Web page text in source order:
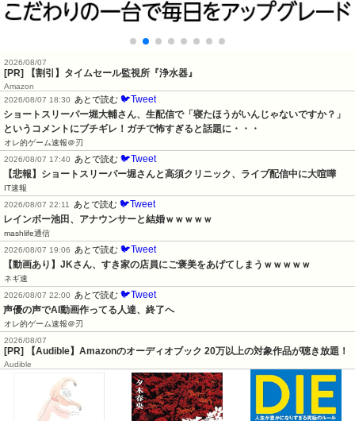
2026/08/07
[PR] 【割引】タイムセール監視所『浄水器』
Amazon
2026/08/07 18:30
あとで読む 🐦Tweet
ショートスリーパー堀大輔さん、生配信で「寝たほうがいんじゃないですか？」
というコメントにブチギレ！ガチで怖すぎると話題に・・・
オレ的ゲーム速報＠刃
2026/08/07 17:40
あとで読む 🐦Tweet
【悲報】ショートスリーパー堀さんと高須クリニック、ライブ配信中に大喧嘩
IT速報
2026/08/07 22:11
あとで読む 🐦Tweet
レインボー池田、アナウンサーと結婚ｗｗｗｗｗ
mashlife通信
2026/08/07 19:06
あとで読む 🐦Tweet
【動画あり】JKさん、すき家の店員にご褒美をあげてしまうｗｗｗｗｗ
ネギ速
2026/08/07 22:00
あとで読む 🐦Tweet
声優の声でAI動画作ってる人達、終了へ
オレ的ゲーム速報＠刃
2026/08/07
[PR] 【Audible】Amazonのオーディオブック 20万以上の対象作品が聴き放題！
Audible